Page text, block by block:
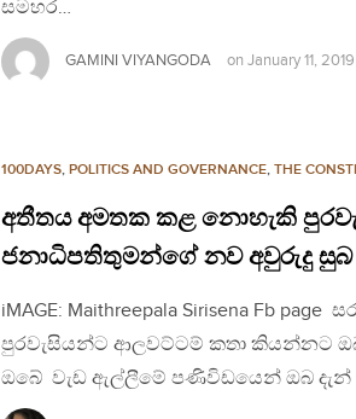
සමහර…
GAMINI VIYANGODA on January 11, 2019
100DAYS, POLITICS AND GOVERNANCE, THE
අතීතය අමතක කළ නොහැකි
ජනාධිපතිතුමන්ගේ නව අවුරුදු
iMAGE: Maithreepala Sirisena Fb
පුරවැසියන්ට ආලවට්ටම් කතා කියන්නට
ඔබේ වැඩ ඇල්ලීමේ පණිවිඩයෙන් ඔබ දැන්